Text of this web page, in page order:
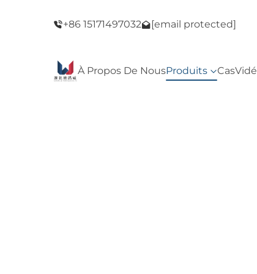
+86 15171497032 [email protected]
Friday !
À Propos De NousProduits Cas